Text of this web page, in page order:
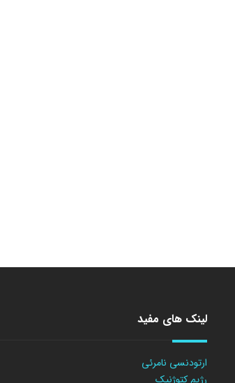
لینک های مفید
ارتودنسی نامرئی
رژیم کتوژنیک